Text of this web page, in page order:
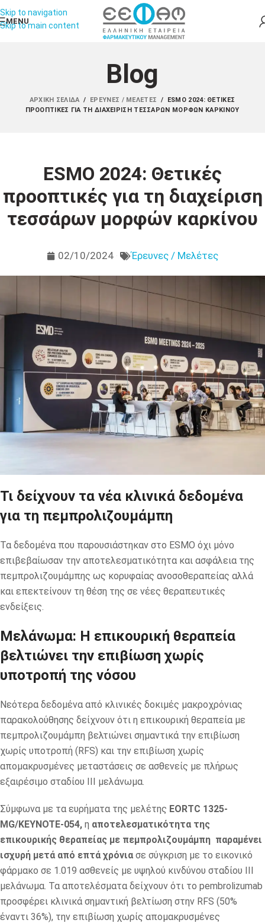
Skip to navigation
Skip to main content
MENU
Blog
ΑΡΧΙΚΉ ΣΕΛΊΔΑ / ΈΡΕΥΝΕΣ / ΜΕΛΈΤΕΣ /
ESMO 2024: ΘΕΤΙΚΈΣ
ΠΡΟΟΠΤΙΚΈΣ ΓΙΑ ΤΗ ΔΙΑΧΕΊΡΙΣΗ ΤΕΣΣΆΡΩΝ ΜΟΡΦΏΝ ΚΑΡΚΊΝΟΥ
ESMO 2024: Θετικές
προοπτικές για τη διαχείριση
τεσσάρων μορφών καρκίνου
02/10/2024 Έρευνες / Μελέτες
Τι δείχνουν τα νέα κλινικά δεδομένα
για τη πεμπρολιζουμάμπη
Τα δεδομένα που παρουσιάστηκαν στο ESMO όχι μόνο
επιβεβαίωσαν την αποτελεσματικότητα και ασφάλεια της
πεμπρολιζουμάμπης ως κορυφαίας ανοσοθεραπείας αλλά
και επεκτείνουν τη θέση της σε νέες θεραπευτικές
ενδείξεις.
Μελάνωμα: Η επικουρική θεραπεία
βελτιώνει την επιβίωση χωρίς
υποτροπή της νόσου
Νεότερα δεδομένα από κλινικές δοκιμές μακροχρόνιας
παρακολούθησης δείχνουν ότι η επικουρική θεραπεία με
πεμπρολιζουμάμπη βελτιώνει σημαντικά την επιβίωση
χωρίς υποτροπή (RFS) και την επιβίωση χωρίς
απομακρυσμένες μεταστάσεις σε ασθενείς με πλήρως
εξαιρέσιμο σταδίου III μελάνωμα.
Σύμφωνα με τα ευρήματα της μελέτης EORTC 1325-
MG/KEYNOTE-054, η αποτελεσματικότητα της
επικουρικής θεραπείας με πεμπρολιζουμάμπη παραμένει
ισχυρή μετά από επτά χρόνια σε σύγκριση με το εικονικό
φάρμακο σε 1.019 ασθενείς με υψηλού κινδύνου σταδίου III
μελάνωμα. Τα αποτελέσματα δείχνουν ότι το pembrolizumab
προσφέρει κλινικά σημαντική βελτίωση στην RFS (50%
έναντι 36%), την επιβίωση χωρίς απομακρυσμένες